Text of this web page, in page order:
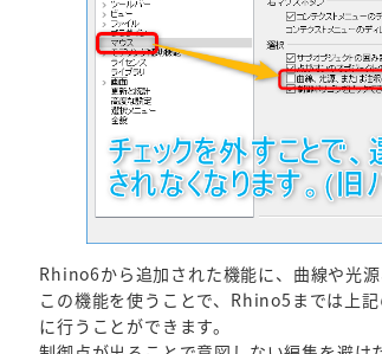
Rhino6から追加された機能に、曲線や光
この機能を使うことで、Rhino5までは上
に行うことができます。